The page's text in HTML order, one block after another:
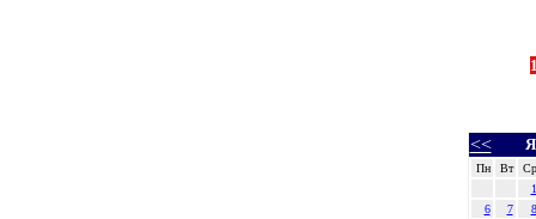
<<
Пн Вт
Ср
1
6
7
8